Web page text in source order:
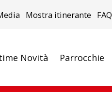
Mostra itinerante FAQ
Novità Parrocchie